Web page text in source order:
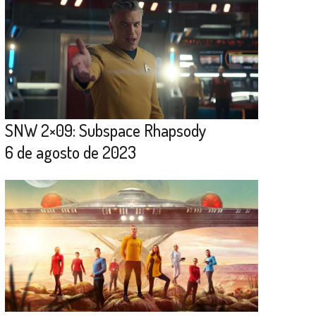
SNW 2×09: Subspace Rhapsody
6 de agosto de 2023